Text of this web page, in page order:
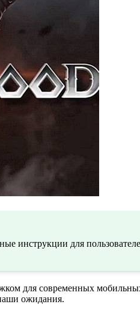
инструкции для
для современных
ожидания.